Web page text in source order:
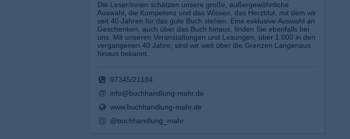
Die Leser/innen schätzen unsere große, außergewöhnliche
Auswahl, die Kompetenz und das Wissen, das Herzblut, mit dem wir
seit 40 Jahren für das gute Buch stehen. Eine exklusive Auswahl an
Geschenken, auch über das Buch hinaus, finden Sie ebenfalls bei
uns. Mit unseren Veranstaltungen und Lesungen, über 1.000 in den
vergangenen 40 Jahre, sind wir weit über die Grenzen Langenaus
hinaus bekannt.
07345/21184
info@buchhandlung-mahr.de
www.buchhandlung-mahr.de
@buchhandlung_mahr